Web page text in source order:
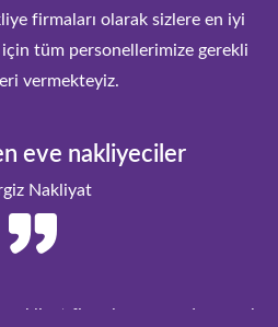
firmaları olarak sizlere en iyi
tüm personellerimize gerekli
vermekteyiz.
eve nakliyeciler
Nakliyat
nakliyat firmaları arasınd aen çok